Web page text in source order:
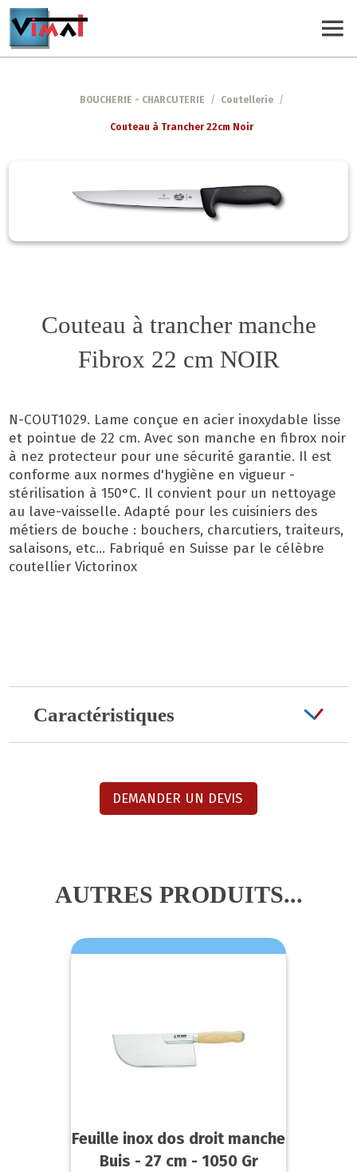
BOUCHERIE - CHARCUTERIE / Coutellerie /
Couteau à Trancher 22cm Noir
Couteau à trancher manche
Fibrox 22 cm NOIR
N-COUT1029. Lame conçue en acier inoxydable lisse
et pointue de 22 cm. Avec son manche en fibrox noir
à nez protecteur pour une sécurité garantie. Il est
conforme aux normes d'hygiène en vigueur -
stérilisation à 150°C. Il convient pour un nettoyage
au lave-vaisselle. Adapté pour les cuisiniers des
métiers de bouche : bouchers, charcutiers, traiteurs,
salaisons, etc... Fabriqué en Suisse par le célèbre
coutellier Victorinox
Caractéristiques
DEMANDER UN DEVIS
AUTRES PRODUITS...
Feuille inox dos droit manche
Buis - 27 cm - 1050 Gr